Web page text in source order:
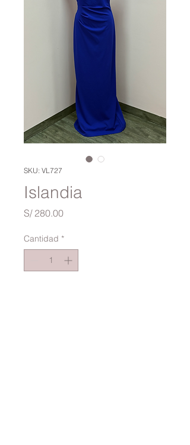
SKU: VL727
Islandia
S/ 280.00Precio
Cantidad *